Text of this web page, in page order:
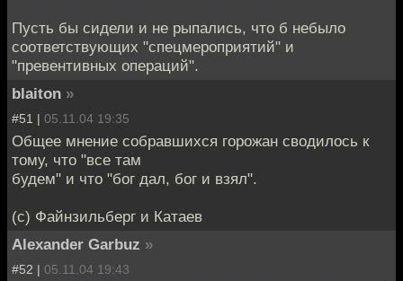
Пусть бы сидели и не рыпались, что б небыло
соответствующих "спецмероприятий" и
"превентивных операций".
blaiton »
#51 | 05.11.04 19:35
Общее мнение собравшихся горожан сводилось к
тому, что "все там
будем" и что "бог дал, бог и взял".
(c) Файнзильберг и Катаев
Alexander Garbuz »
#52 | 05.11.04 19:43